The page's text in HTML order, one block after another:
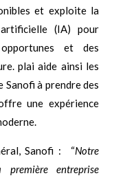
et exploite la
artificielle (IA) pour
et des
plai aide ainsi les
Sanofi à prendre des
une expérience
Sanofi : “Notre
entreprise